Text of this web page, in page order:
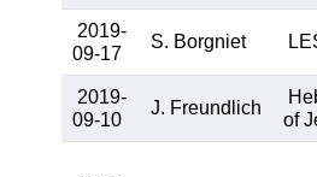
2019-
09-17
S. Borgniet
2019-
09-10
J. Freundlich
of